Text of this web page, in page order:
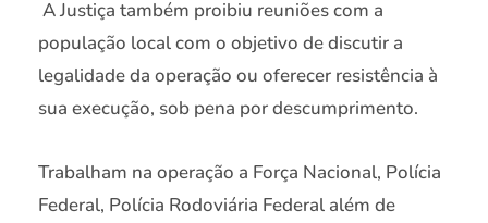
A Justiça também proibiu reuniões com a
população local com o objetivo de discutir a
legalidade da operação ou oferecer resistência à
sua execução, sob pena por descumprimento.
Trabalham na operação a Força Nacional, Polícia
Federal, Polícia Rodoviária Federal além de